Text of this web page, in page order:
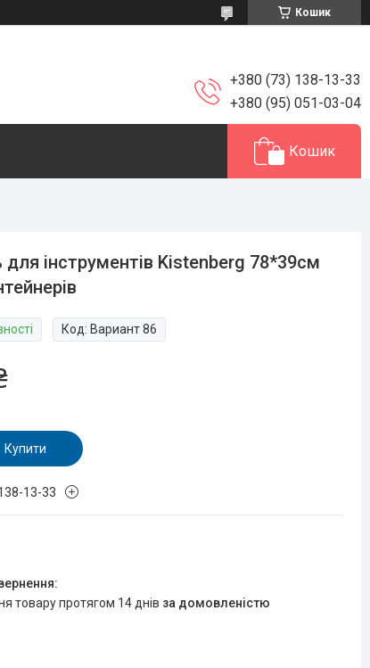
Кошик
+380 (73) 138-13-33
+380 (95) 051-03-04
Кошик
для інструментів Kistenberg 78*39см
Код: Вариант 86
Купити
13-33
товару протягом 14 днів за домовленістю